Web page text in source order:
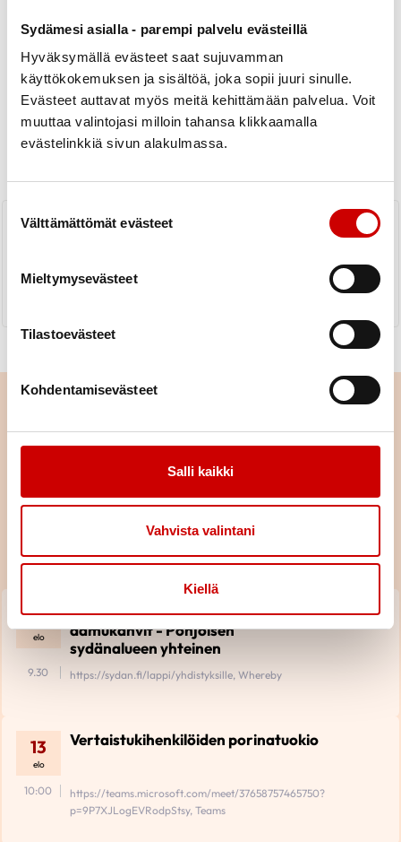
Sydämesi asialla - parempi palvelu evästeillä
Hyväksymällä evästeet saat sujuvamman
käyttökokemuksen ja sisältöä, joka sopii juuri sinulle.
Evästeet auttavat myös meitä kehittämään palvelua. Voit
muuttaa valintojasi milloin tahansa klikkaamalla
evästelinkkiä sivun alakulmassa.
Välttämättömät evästeet
Mieltymysevästeet
Tilastoevästeet
Kohdentamisevästeet
Salli kaikki
Vahvista valintani
Kiellä
Uutiset
Syksyn kuntosalivuorot koulun
liikuntasalilla torstaisin
LUE UUTINEN
Tulevat tapahtumat
12
elo
Yhdistysväen sydämelliset
aamukahvit - Pohjoisen
sydänalueen yhteinen
9.30 https://sydan.fi/lappi/yhdistyksille, Whereby
13
elo
Vertaistukihenkilöiden porinatuokio
10:00
https://teams.microsoft.com/meet/37658757465750?
p=9P7XJLogEVRodpStsy, Teams